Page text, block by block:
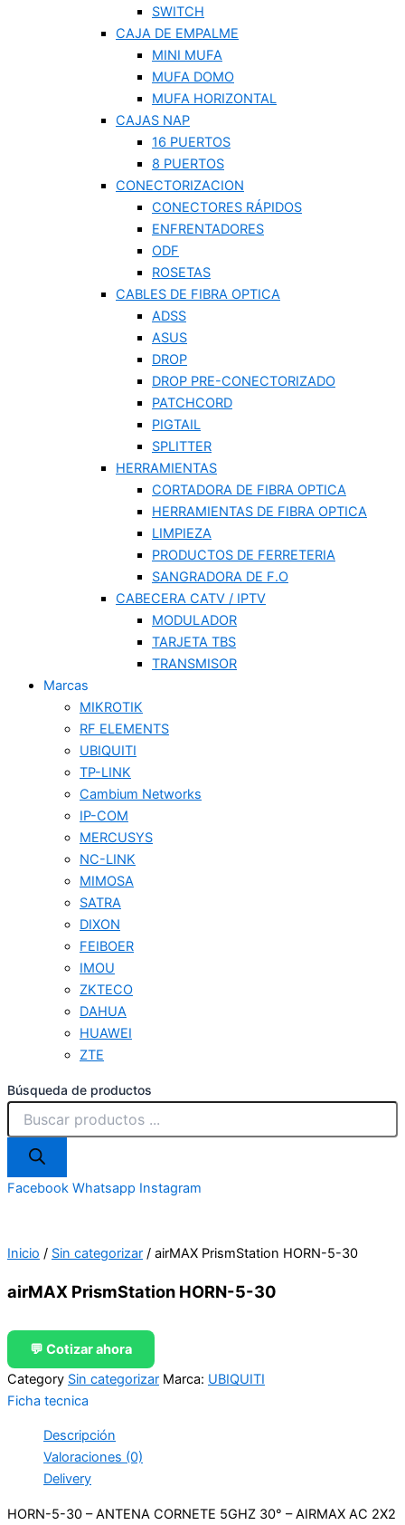
SWITCH
CAJA DE EMPALME
MINI MUFA
MUFA DOMO
MUFA HORIZONTAL
CAJAS NAP
16 PUERTOS
8 PUERTOS
CONECTORIZACION
CONECTORES RÁPIDOS
ENFRENTADORES
ODF
ROSETAS
CABLES DE FIBRA OPTICA
ADSS
ASUS
DROP
DROP PRE-CONECTORIZADO
PATCHCORD
PIGTAIL
SPLITTER
HERRAMIENTAS
CORTADORA DE FIBRA OPTICA
HERRAMIENTAS DE FIBRA OPTICA
LIMPIEZA
PRODUCTOS DE FERRETERIA
SANGRADORA DE F.O
CABECERA CATV / IPTV
MODULADOR
TARJETA TBS
TRANSMISOR
Marcas
MIKROTIK
RF ELEMENTS
UBIQUITI
TP-LINK
Cambium Networks
IP-COM
MERCUSYS
NC-LINK
MIMOSA
SATRA
DIXON
FEIBOER
IMOU
ZKTECO
DAHUA
HUAWEI
ZTE
Búsqueda de productos
Facebook Whatsapp Instagram
Inicio / Sin categorizar / airMAX PrismStation HORN-5-30
airMAX PrismStation HORN-5-30
💬 Cotizar ahora
Category Sin categorizar Marca: UBIQUITI
Ficha tecnica
Descripción
Valoraciones (0)
Delivery
HORN-5-30 – ANTENA CORNETE 5GHZ 30° – AIRMAX AC 2X2